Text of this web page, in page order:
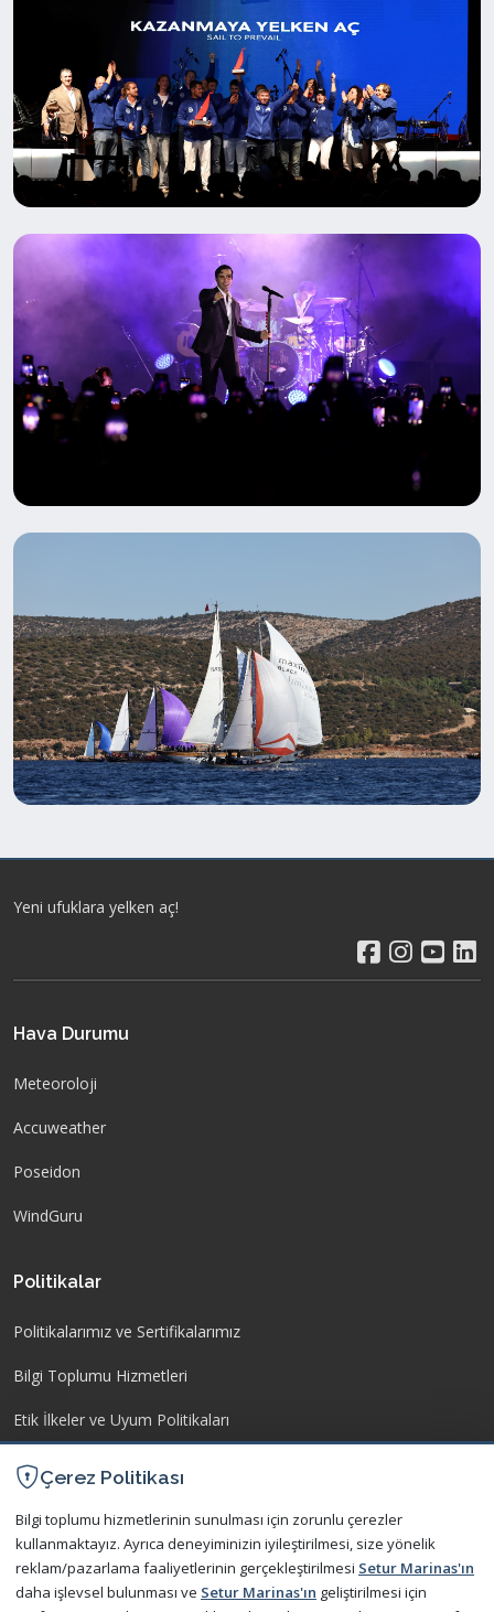
Yeni ufuklara yelken aç!
Hava Durumu
Meteoroloji
Accuweather
Poseidon
WindGuru
Politikalar
Politikalarımız ve Sertifikalarımız
Bilgi Toplumu Hizmetleri
Etik İlkeler ve Uyum Politikaları
İşletme Yönetmeliği
İletişim
Çerez Politikası
Bilgi toplumu hizmetlerinin sunulması için zorunlu çerezler
kullanmaktayız. Ayrıca deneyiminizin iyileştirilmesi, size yönelik
reklam/pazarlama faaliyetlerinin gerçekleştirilmesi Setur Marinas'ın
daha işlevsel bulunması ve Setur Marinas'ın geliştirilmesi için